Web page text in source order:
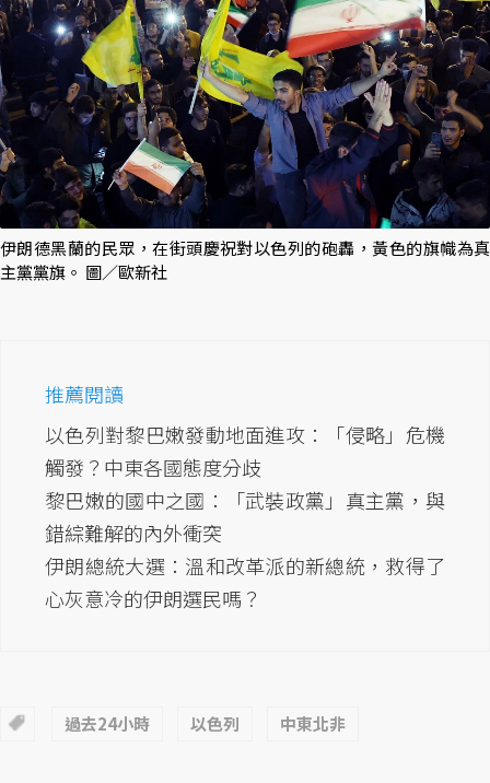
伊朗德黑蘭的民眾，在街頭慶祝對以色列的砲轟，黃色的旗幟為真
主黨黨旗。 圖／歐新社
推薦閱讀
以色列對黎巴嫩發動地面進攻：「侵略」危機
觸發？中東各國態度分歧
黎巴嫩的國中之國：「武裝政黨」真主黨，與
錯綜難解的內外衝突
伊朗總統大選：溫和改革派的新總統，救得了
心灰意冷的伊朗選民嗎？
過去24小時 以色列 中東北非